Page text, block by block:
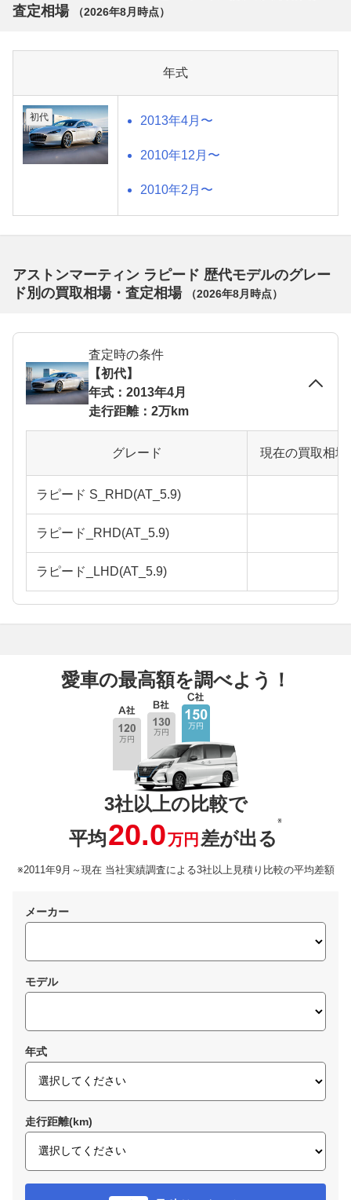
査定相場
（2026年8月 時点）
年式
初代 2013年4月〜
2010年12月〜
2010年2月〜
アストンマーティン ラピード 歴代モデルのグレー
ド別の買取相場・査定相場
（2026年8月 時点）
査定時の条件
【初代】
年式：2013年4月
走行距離：2万km
グレード 現在の買取相
ラピード S_RHD(AT_5.9)
ラピード_RHD(AT_5.9)
ラピード_LHD(AT_5.9)
愛車の最高額を調べよう！
3社以上の比較で
平均20.0万円 差が出る
※
※2011年9月～現在 当社実績調査による3社以上見積り比較の平均差額
メーカー
モデル
年式
走行距離(km)